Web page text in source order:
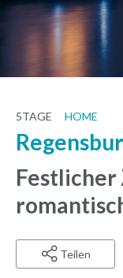
5TAGE HOME
Festlicher
Teilen